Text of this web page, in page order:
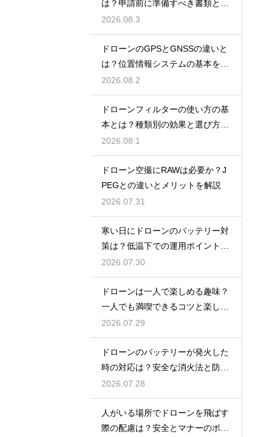
は？申請前に準備すべき書類と情
報
2026.08.3
ドローンのGPSとGNSSの違いと
は？位置情報システムの基本を解
説
2026.08.2
ドローンフィルターの使い方の基
本とは？種類別の効果と選び方を
解説
2026.08.1
ドローン空撮にRAWは必要か？J
PEGとの違いとメリットを解説
2026.07.31
寒い日にドローンのバッテリー対
策は？低温下での運用ポイントと
注意点
2026.07.30
ドローンは一人で楽しめる趣味？
一人でも満喫できるコツと楽しみ
方
2026.07.29
ドローンのバッテリーが発火した
時の対応は？安全な消火法と防止
策を解説
2026.07.28
人がいる場所でドローンを飛ばす
際の配慮は？安全とマナーのポイ